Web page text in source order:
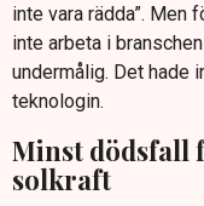
inte vara rädda”. Men
inte arbeta i
undermålig. Det hade
teknologin.
Minst dödsfall
solkraft